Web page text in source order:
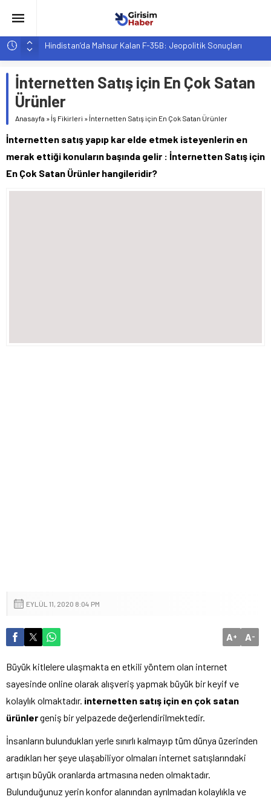
Hindistan’da Mahsur Kalan F-35B: Jeopolitik Sonuçları
Yapay Zeka Destekli Asistanlar: Elon Musk’tan Romantik Bir
Hamle mi?
Girişimcilik ve Yaşam Tarzı: Şehir Değişiminin Nedenleri ve
Etkileri
YZ ile Tüketici Girişimciliği: Yeni Sosyal Bağlantılar
Girişimciler İçin MYK Belgeli Personel İstihdamı Neden Artık
Bir Tercih Değil, Zorunluluk?
İnternetten Satış için En Çok Satan
Ürünler
Anasayfa » İş Fikirleri » İnternetten Satış için En Çok Satan Ürünler
İnternetten satış yapıp kar elde etmek isteyenlerin en
merak ettiği konuların başında gelir : İnternetten Satış için
En Çok Satan Ürünler hangileridir?
EYLÜL 11, 2020 8:04 PM
A+ A-
Büyük kitlelere ulaşmakta en etkili yöntem olan internet
sayesinde online olarak alışveriş yapmak büyük bir keyif ve
kolaylık olmaktadır. internetten satış için en çok satan
ürünlergeniş bir yelpazede değerlendirilmektedir.
İnsanların bulundukları yerle sınırlı kalmayıp tüm dünya üzerinden
aradıkları her şeye ulaşabiliyor olmaları internet satışlarındaki
artışın büyük oranlarda artmasına neden olmaktadır.
Bulunduğunuz yerin konfor alanından ayrılmadan kolaylıkla ve